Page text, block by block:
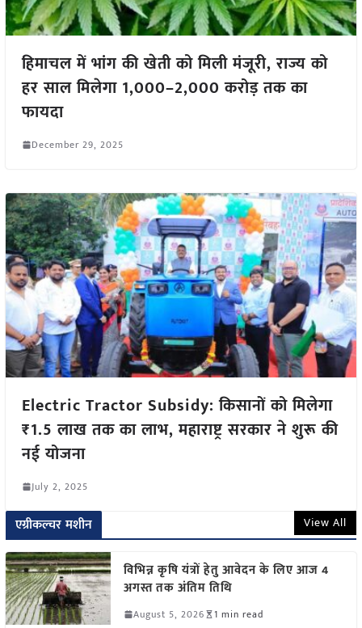
हिमाचल में भांग की खेती को मिली मंजूरी, राज्य को
हर साल मिलेगा 1,000–2,000 करोड़ तक का
फायदा
December 29, 2025
Electric Tractor Subsidy: किसानों को मिलेगा
₹1.5 लाख तक का लाभ, महाराष्ट्र सरकार ने शुरू की
नई योजना
July 2, 2025
एग्रीकल्चर मशीन View All
विभिन्न कृषि यंत्रों हेतु आवेदन के लिए आज 4
अगस्त तक अंतिम तिथि
August 5, 2026 1 min read